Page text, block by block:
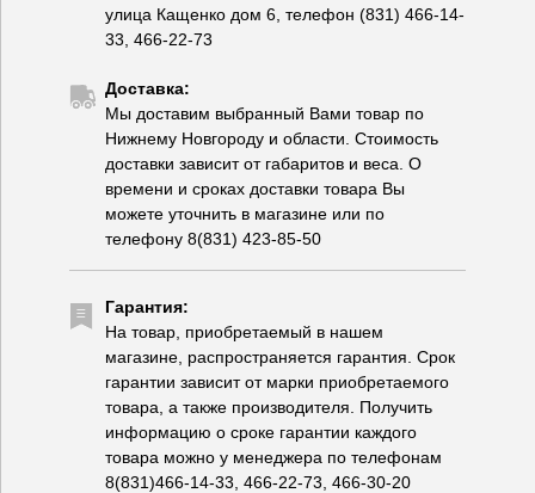
улица Кащенко дом 6, телефон (831) 466-14-
33, 466-22-73
Доставка:
Мы доставим выбранный Вами товар по
Нижнему Новгороду и области. Стоимость
доставки зависит от габаритов и веса. О
времени и сроках доставки товара Вы
можете уточнить в магазине или по
телефону 8(831) 423-85-50
Гарантия:
На товар, приобретаемый в нашем
магазине, распространяется гарантия. Срок
гарантии зависит от марки приобретаемого
товара, а также производителя. Получить
информацию о сроке гарантии каждого
товара можно у менеджера по телефонам
8(831)466-14-33, 466-22-73, 466-30-20